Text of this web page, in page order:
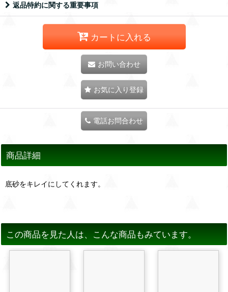
返品特約に関する重要事項
カートに入れる
お問い合わせ
お気に入り登録
電話お問合わせ
商品詳細
底砂をキレイにしてくれます。
この商品を見た人は、こんな商品もみています。